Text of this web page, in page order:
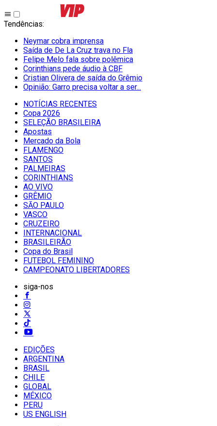
Tendências:
Neymar cobra imprensa
Saída de De La Cruz trava no Fla
Felipe Melo fala sobre polêmica
Corinthians pede áudio à CBF
Cristian Olivera de saída do Grêmio
Opinião: Garro precisa voltar a ser...
NOTÍCIAS RECENTES
Copa 2026
SELEÇÃO BRASILEIRA
Apostas
Mercado da Bola
FLAMENGO
SANTOS
PALMEIRAS
CORINTHIANS
AO VIVO
GRÊMIO
SĀO PAULO
VASCO
CRUZEIRO
INTERNACIONAL
BRASILEIRÃO
Copa do Brasil
FUTEBOL FEMININO
CAMPEONATO LIBERTADORES
siga-nos
EDIÇÕES
ARGENTINA
BRASIL
CHILE
GLOBAL
MÉXICO
PERU
US ENGLISH